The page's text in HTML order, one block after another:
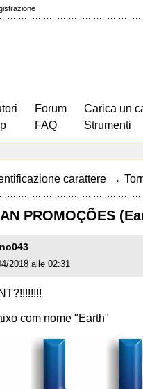
Forum
FAQ
Carica un
Strumenti
carattere →
PROMOÇÕES
2018 alle 02:31
com nome "Earth"